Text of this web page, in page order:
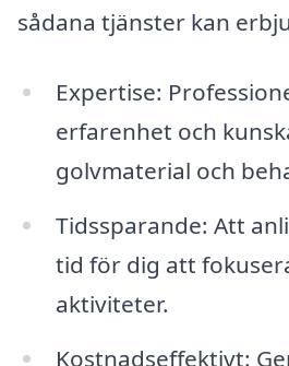
sådana tjänster kan
Expertise:
erfarenhet och
golvmaterial och
Tidssparande: Att
tid för dig att
aktiviteter.
Kostnadseffektivt: